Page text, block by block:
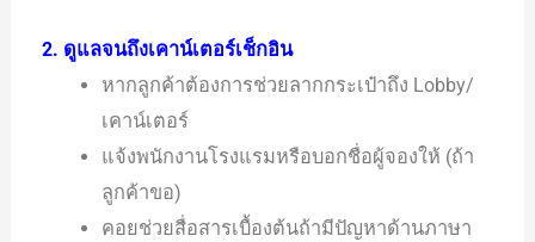
2. ดูแลจนถึงเคาน์เตอร์เช็กอิน
หากลูกค้าต้องการช่วยลากกระเป๋าถึง Lobby/
เคาน์เตอร์
แจ้งพนักงานโรงแรมหรือบอกชื่อผู้จองให้ (ถ้า
ลูกค้าขอ)
คอยช่วยสื่อสารเบื้องต้นถ้ามีปัญหาด้านภาษา